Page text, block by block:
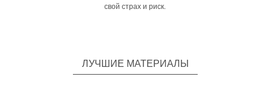
свой страх и риск.
ЛУЧШИЕ МАТЕРИАЛЫ